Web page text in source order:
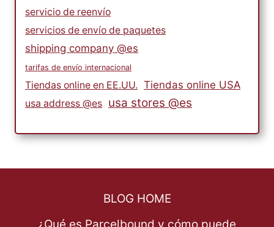
servicio de reenvío
servicios de envío de paquetes
shipping company @es
tarifas de envío internacional
Tiendas online en EE.UU. Tiendas online USA
usa address @es usa stores @es
BLOG HOME
¿Qué es Parcelbound y cómo puede